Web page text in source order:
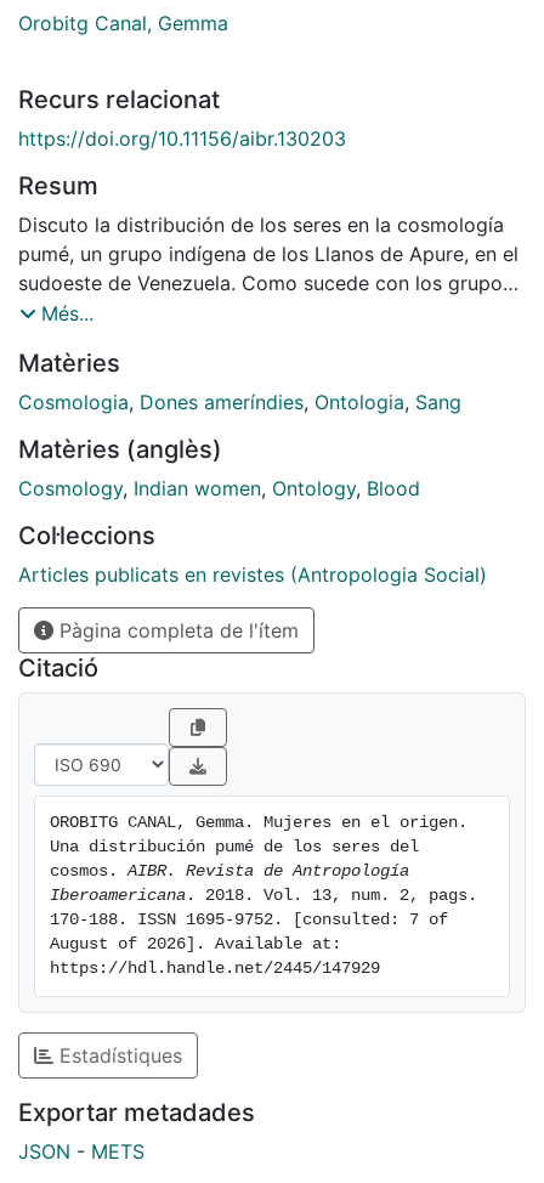
Orobitg Canal, Gemma
Recurs relacionat
https://doi.org/10.11156/aibr.130203
Resum
Discuto la distribución de los seres en la cosmología
pumé, un grupo indígena de los Llanos de Apure, en el
sudoeste de Venezuela. Como sucede con los grupos
amerindios en general, los pumé no poseen una noción
clases principales de seres: aquellos con los que
establecen una relación de continuidad a través del
posible intercambiar las almas: seres sanguinarios
entre los que se cuentan ciertos espíritus, algunas
mujeres pumé representan el único tipo de ser capaz
de establecer relaciones directas con los seres
sanguinarios. La sangre se revela también central para
entender la relación y la distinción entre los seres.
Més...
Matèries
Cosmologia, Dones ameríndies, Ontologia, Sang
Matèries (anglès)
Cosmology, Indian women, Ontology, Blood
Col·leccions
Articles publicats en revistes (Antropologia Social)
Pàgina completa de l'ítem
Citació
OROBITG CANAL, Gemma. Mujeres en el origen.
Una distribución pumé de los seres del
cosmos. AIBR. Revista de Antropología
Iberoamericana . 2018. Vol. 13, num. 2, pags.
170-188. ISSN 1695-9752. [consulted: 7 of
August of 2026]. Available at:
https://hdl.handle.net/2445/147929
Estadístiques
Exportar metadades
JSON - METS